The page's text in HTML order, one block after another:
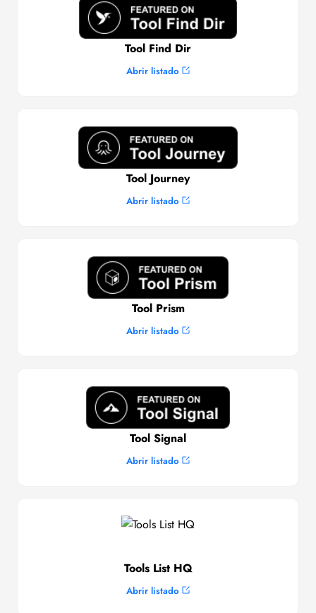
Tool Find Dir
Abrir listado
Tool Journey
Abrir listado
Tool Prism
Abrir listado
Tool Signal
Abrir listado
Tools List HQ
Abrir listado